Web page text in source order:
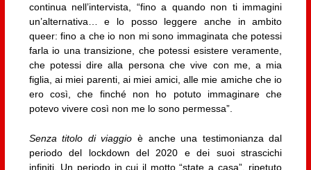
continua nell’intervista, “fino a quando non ti immagini
un’alternativa… e lo posso leggere anche in ambito
queer: fino a che io non mi sono immaginata che potessi
farla io una transizione, che potessi esistere veramente,
che potessi dire alla persona che vive con me, a mia
figlia, ai miei parenti, ai miei amici, alle mie amiche che io
ero così, che finché non ho potuto immaginare che
potevo vivere così non me lo sono permessa”.
Senza titolo di viaggio è anche una testimonianza dal
periodo del lockdown del 2020 e dei suoi strascichi
infiniti. Un periodo in cui il motto “state a casa”, ripetuto